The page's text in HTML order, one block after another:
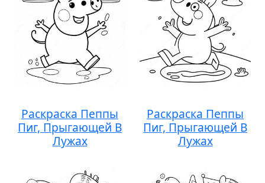
Раскраска Пеппы
Пиг, Прыгающей В
Лужах
Раскраска Пеппы
Пиг, Прыгающей В
Лужах